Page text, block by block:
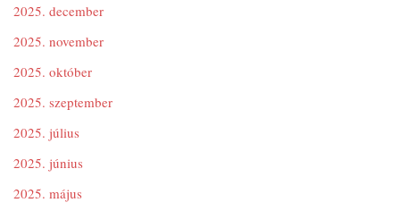
2025. december
2025. november
2025. október
2025. szeptember
2025. július
2025. június
2025. május